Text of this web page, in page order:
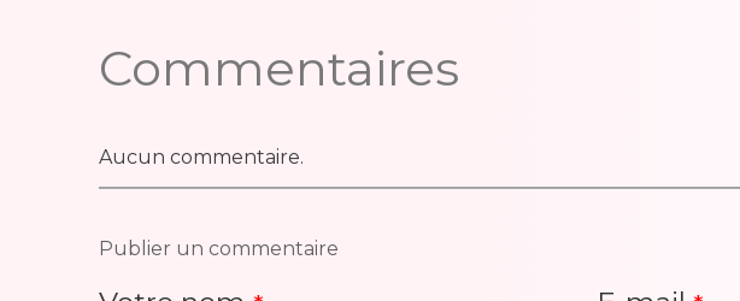
Commentaires
Aucun commentaire.
Publier un commentaire